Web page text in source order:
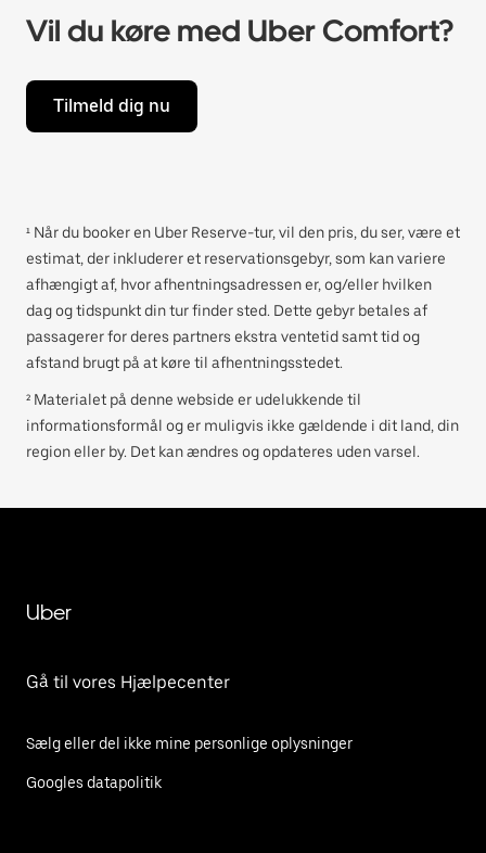
Vil du køre med Uber Comfort?
Tilmeld dig nu
¹ Når du booker en Uber Reserve-tur, vil den pris, du ser, være et
estimat, der inkluderer et reservationsgebyr, som kan variere
afhængigt af, hvor afhentningsadressen er, og/eller hvilken
dag og tidspunkt din tur finder sted. Dette gebyr betales af
passagerer for deres partners ekstra ventetid samt tid og
afstand brugt på at køre til afhentningsstedet.
² Materialet på denne webside er udelukkende til
informationsformål og er muligvis ikke gældende i dit land, din
region eller by. Det kan ændres og opdateres uden varsel.
Uber
Gå til vores Hjælpecenter
Sælg eller del ikke mine personlige oplysninger
Googles datapolitik